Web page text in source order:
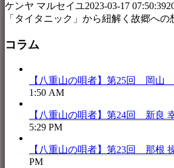
ケンヤ マルセイユ2023-03-17 07:50:39
「タイタニック」から紐解く故郷への
コラム
【八重山の唄者】第25回 岡山
1:50 AM
【八重山の唄者】第24回 新良
5:29 PM
【八重山の唄者】第23回 那根
PM